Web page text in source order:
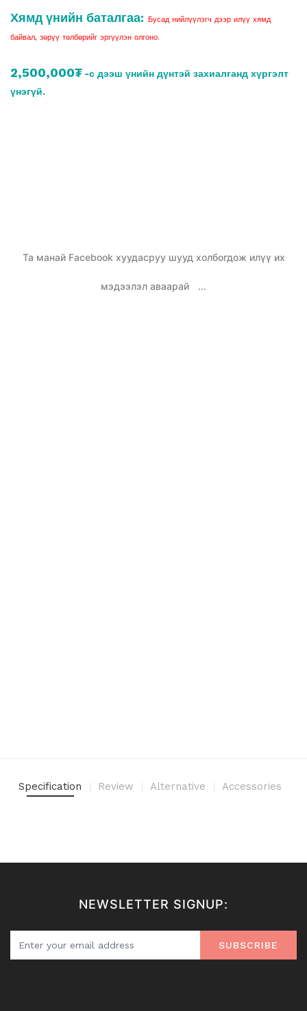
Хямд үнийн баталгаа:
Бусад нийлүүлэгч дээр илүү хямд
байвал, зөрүү төлбөрийг эргүүлэн олгоно.
2,500,000₮ -с дээш үнийн дүнтэй захиалганд хүргэлт
үнэгүй.
Та манай Facebook хуудасруу шууд холбогдож илүү их
мэдээлэл аваарай ...
Specification Review Alternative Accessories
NEWSLETTER SIGNUP:
SUBSCRIBE